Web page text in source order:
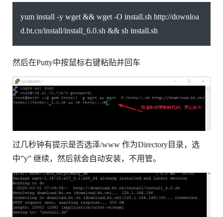
yum install -y wget && wget -O install.sh http://downloa
d.bt.cn/install/install_6.0.sh && sh install.sh
然后在Putty中按鼠标右键粘贴并回车
过几秒钟有提示是否选泽/www 作为Directory目录，选
中”y” 继续，然后就会自动安装，不用管。